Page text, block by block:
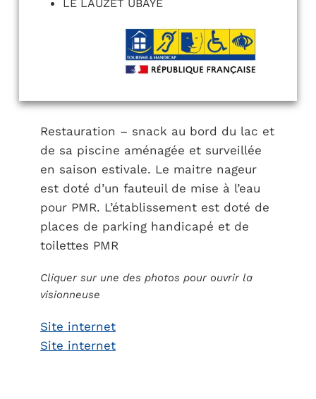
LE LAUZET UBAYE
Restauration – snack au bord du lac et
de sa piscine aménagée et surveillée
en saison estivale. Le maitre nageur
est doté d’un fauteuil de mise à l’eau
pour PMR. L’établissement est doté de
places de parking handicapé et de
toilettes PMR
Cliquer sur une des photos pour ouvrir la
visionneuse
Site internet
Site internet